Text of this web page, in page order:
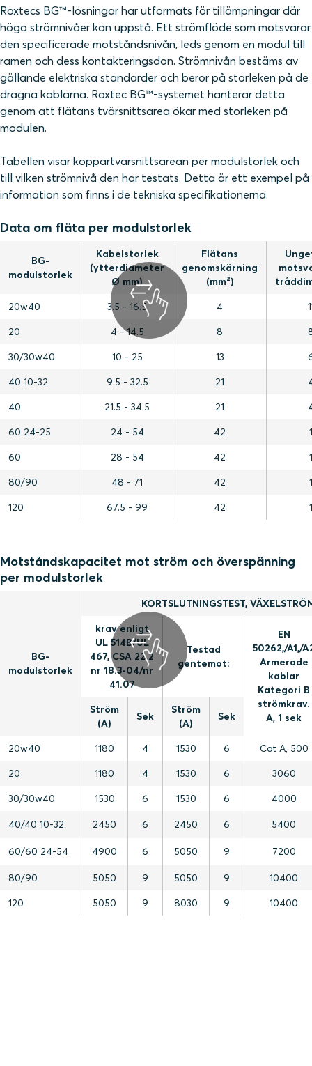
Roxtecs BG™-lösningar har utformats för tillämpningar där
höga strömnivåer kan uppstå. Ett strömflöde som motsvarar
den specificerade motståndsnivån, leds genom en modul till
ramen och dess kontakteringsdon. Strömnivån bestäms av
gällande elektriska standarder och beror på storleken på de
dragna kablarna. Roxtec BG™-systemet hanterar detta
genom att flätans tvärsnittsarea ökar med storleken på
modulen.
Tabellen visar koppartvärsnittsarean per modulstorlek och
till vilken strömnivå den har testats. Detta är ett exempel på
information som finns i de tekniska specifikationerna.
Data om fläta per modulstorlek
BG-
modulstorlek
Kabelstorlek
(ytterdiameter
Ø mm)
Flätans
genomskärning
(mm²)
20w40
3.5 - 16.5 4
20
4 - 14.5 8
30/30w40
10 - 25 13
40 10-32
9.5 - 32.5 21
40
21.5 - 34.5 21
60 24-25
24 - 54 42
1
60
28 - 54 42
1
80/90
48 - 71 42
1
120
67.5 - 99 42 1
Motståndskapacitet mot ström och överspänning
per modulstorlek
BG-
modulstorlek
KORTSLUTNINGSTEST,
krav enligt
UL 514B/UL
467, CSA 22.2
nr 18.3-04/nr
41.07
Testad
gentemot:
EN
50262,/A1,/
Armerade
kablar
Kategori B
strömkrav.
A, 1 sek
Ström
(A)
Sek
Ström
(A)
Sek
20w40 1180 4 1530 6
Cat A, 500
20
1180 4 1530 6
3060
30/30w40
1530 6 1530 6 4000
40/40 10-32 2450 6 2450 6 5400
60/60 24-54 4900 6 5050 9 7200
80/90 5050 9 5050 9
10400
120
5050 9 8030 9 10400